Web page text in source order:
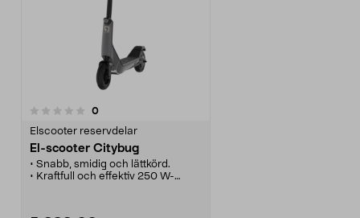
0recensioner
Elscooter reservdelar
El-scooter Citybug
• Snabb, smidig och lättkörd.
• Kraftfull och effektiv 250 W-